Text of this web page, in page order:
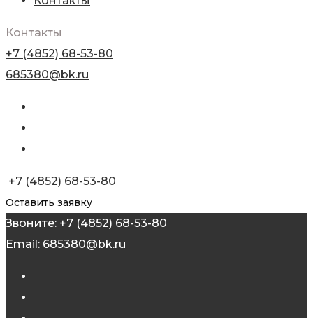
Контакты
+7 (4852) 68-53-80
685380@bk.ru
+7 (4852) 68-53-80
Оставить заявку
Звоните: +7 (4852) 68-53-80
Email: 685380@bk.ru